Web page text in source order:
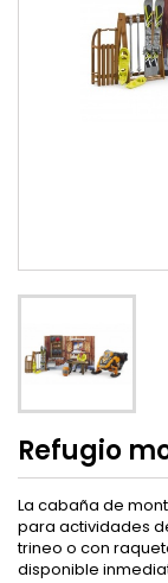
Refugio
La cabaña de
para actividades
trineo o con
disponible